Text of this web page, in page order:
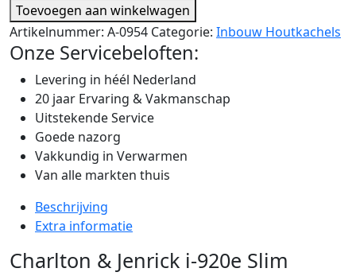
Toevoegen aan winkelwagen
Artikelnummer: A-0954 Categorie: Inbouw Houtkachels
Onze Servicebeloften:
Levering in héél Nederland
20 jaar Ervaring & Vakmanschap
Uitstekende Service
Goede nazorg
Vakkundig in Verwarmen
Van alle markten thuis
Beschrijving
Extra informatie
Charlton & Jenrick i-920e Slim